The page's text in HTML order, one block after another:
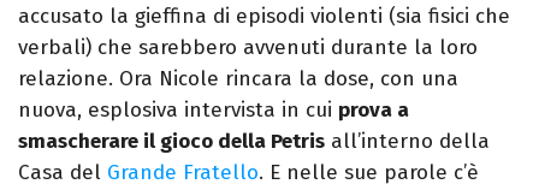
accusato la gieffina di episodi violenti (sia fisici che
verbali) che sarebbero avvenuti durante la loro
relazione. Ora Nicole rincara la dose, con una
nuova, esplosiva intervista in cui prova a
smascherare il gioco della Petris all’interno della
Casa del Grande Fratello. E nelle sue parole c’è